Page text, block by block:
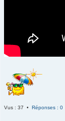
Vus : 37 • Réponses : 0